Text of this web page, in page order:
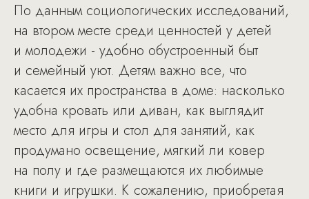
По данным социологических исследований,
на втором месте среди ценностей у детей
и молодежи - удобно обустроенный быт
и семейный уют. Детям важно все, что
касается их пространства в доме: насколько
удобна кровать или диван, как выглядит
место для игры и стол для занятий, как
продумано освещение, мягкий ли ковер
на полу и где размещаются их любимые
книги и игрушки. К сожалению, приобретая